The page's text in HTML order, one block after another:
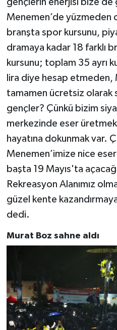
Menemen’de yüzmeden
branşta spor kursunu,
dramaya kadar 18 farklı
kursunu; toplam 35 ayrı
lira diye hesap etmeden,
tamamen ücretsiz olarak
gençler? Çünkü bizim
merkezinde eser üretmek
hayatına dokunmak var.
Menemen’imize nice
başta 19 Mayıs'ta
Rekreasyon Alanımız
güzel kente
dedi.
Murat Boz sahne aldı